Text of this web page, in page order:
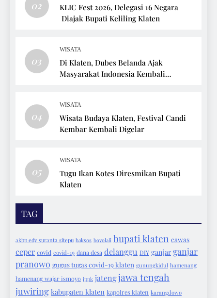
02
KLIC Fest 2026, Delegasi 16 Negara
Diajak Bupati Keliling Klaten
03
WISATA
Di Klaten, Dubes Belanda Ajak
Masyarakat Indonesia Kembali
04
WISATA
Wisata Budaya Klaten, Festival Candi
Kembar Kembali Digelar
05
WISATA
Tugu Ikan Kotes Diresmikan Bupati
Klaten
TAG
akbp edy suranta sitepu baksos boyolali bupati klaten cawas
ceper covid covid-19 dana desa delanggu DIY ganjar ganjar
pranowo gugus tugas covid-19 klaten gunungkidul hamenang
hamenang wajar ismoyo ippk jatengjawa tengah
juwiring kabupaten klaten kapolres klaten karangdowo